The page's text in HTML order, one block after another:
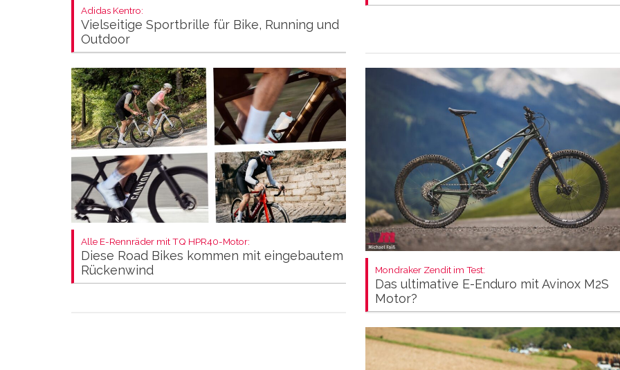
Adidas Kentro:
Vielseitige Sportbrille für Bike, Running und
Outdoor
Alle E-Rennräder mit TQ HPR40-Motor:
Diese Road Bikes kommen mit eingebautem
Rückenwind
Mondraker Zendit im Test:
Das ultimative E-Enduro mit Avinox M2S
Motor?